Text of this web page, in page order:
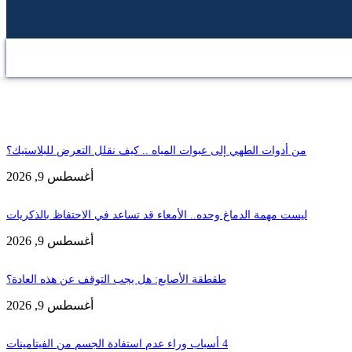
من أدوات الطهي إلى عبوات المياه .. كيف نقلل التعرض للبلاستيك؟
أغسطس 9, 2026
ليست مهمة الدماغ وحده.. الأمعاء قد تساعد في الاحتفاظ بالذكريات
أغسطس 9, 2026
طقطقة الأصابع: هل يجب التوقف عن هذه العادة؟
أغسطس 9, 2026
4 أسباب وراء عدم استفادة الجسم من الفيتامينات